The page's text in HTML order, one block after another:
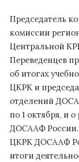
Председатель
комиссии
Центральной
Переведенцев
об итогах
ЦКРК и
отделений
по 1 октября, и
ДОСААФ России.
ЦКРК ДОСААФ
итоги